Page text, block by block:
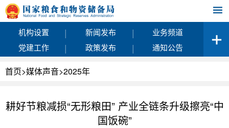
机构设置 | 新闻发布 |
业务频道
党建工作
| 政策发布 | 通知公告
首页>媒体声音>2025年
耕好节粮减损“无形粮田” 产业全链条升级擦亮“中
国饭碗”